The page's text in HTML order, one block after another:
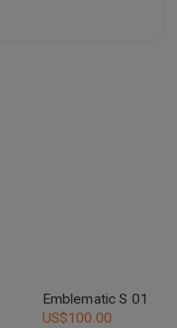
Emblematic S 01
US$100.00